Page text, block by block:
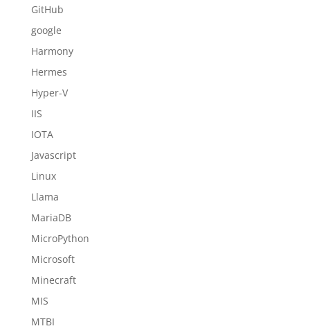
GitHub
google
Harmony
Hermes
Hyper-V
IIS
IOTA
Javascript
Linux
Llama
MariaDB
MicroPython
Microsoft
Minecraft
MIS
MTBI